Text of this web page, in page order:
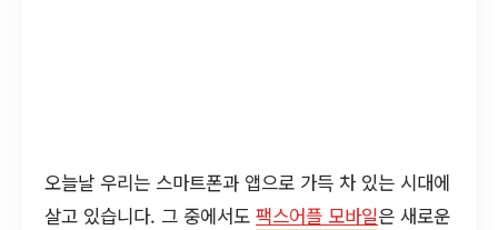
오늘날 우리는 스마트폰과 앱으로 가득 차 있는 시대에
살고 있습니다. 그 중에서도 팩스어플 모바일은 새로운